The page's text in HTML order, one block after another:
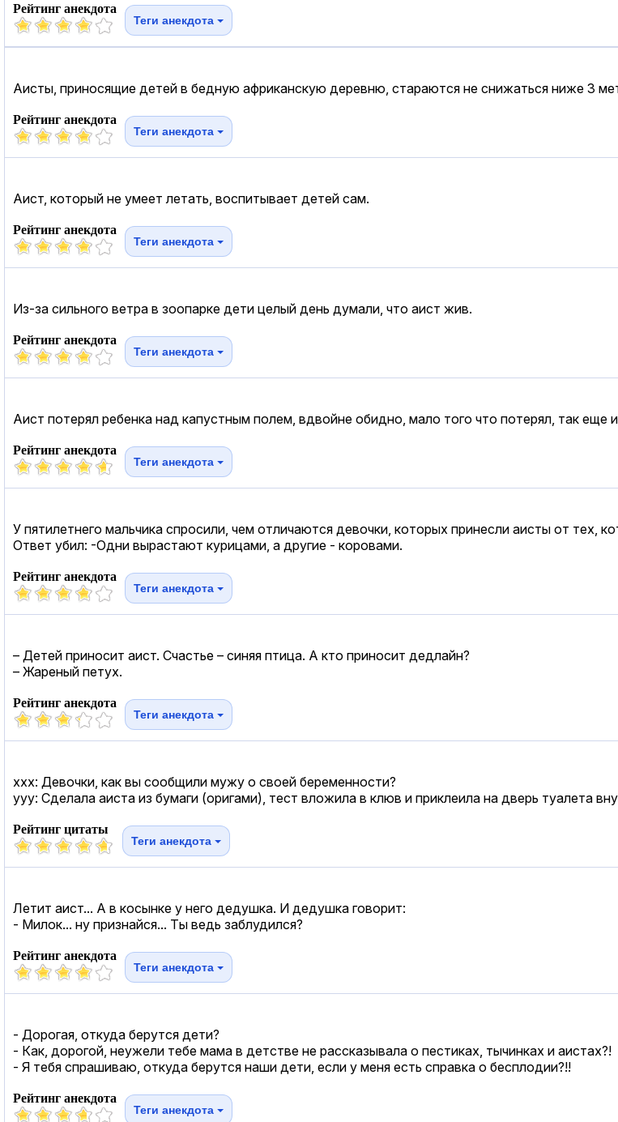
Рейтинг анекдота
Теги анекдота
Аисты, приносящие детей в бедную африканскую деревню, стараются не снижаться ниже 3
Рейтинг анекдота
Теги анекдота
Аист, который не умеет летать, воспитывает детей сам.
Рейтинг анекдота
Теги анекдота
Из-за сильного ветра в зоопарке дети целый день думали, что аист жив.
Рейтинг анекдота
Теги анекдота
Аист потерял ребенка над капустным полем, вдвойне обидно, мало того что потерял, так еще
Рейтинг анекдота
Теги анекдота
У пятилетнего мальчика спросили, чем отличаются девочки, которых принесли аисты от тех,
Ответ убил: -Одни вырастают курицами, а другие - коровами.
Рейтинг анекдота
Теги анекдота
– Детей приносит аист. Счастье – синяя птица. А кто приносит дедлайн?
– Жареный петух.
Рейтинг анекдота
Теги анекдота
ххх: Девочки, как вы сообщили мужу о своей беременности?
ууу: Сделала аиста из бумаги (оригами), тест вложила в клюв и приклеила на дверь туалета
Рейтинг цитаты
Теги анекдота
Летит аист... А в косынке у него дедушка. И дедушка говорит:
- Милок... ну признайся... Ты ведь заблудился?
Рейтинг анекдота
Теги анекдота
- Дорогая, откуда берутся дети?
- Как, дорогой, неужели тебе мама в детстве не рассказывала о пестиках, тычинках и аистах?!
- Я тебя спрашиваю, откуда берутся наши дети, если у меня есть справка о бесплодии?!!
Рейтинг анекдота
Теги анекдота